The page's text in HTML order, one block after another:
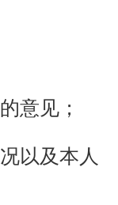
意见；
以及本人